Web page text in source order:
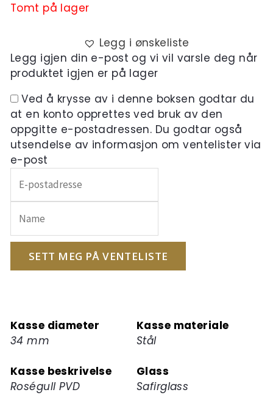
Tomt på lager
Legg i ønskeliste
Legg igjen din e-post og vi vil varsle deg når
produktet igjen er på lager
Ved å krysse av i denne boksen godtar du
at en konto opprettes ved bruk av den
oppgitte e-postadressen. Du godtar også
utsendelse av informasjon om ventelister via
e-post
inn
e-
postadressen
din
ventelisten
for
produktet
SETT MEG PÅ VENTELISTE
Kasse diameter
34 mm
Kasse materiale
Stål
Kasse beskrivelse
Roségull PVD
Glass
Safirglass